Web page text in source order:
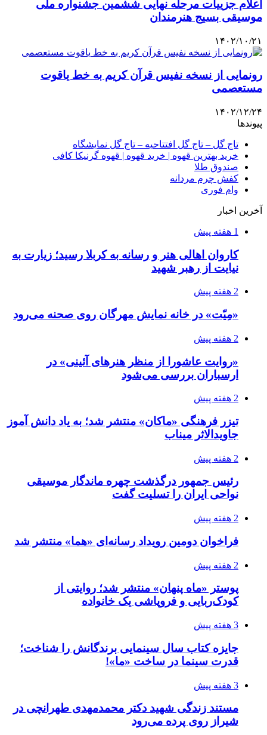
اعلام جزییات مرحله نهایی ششمین جشنواره ملی
موسیقی بسیج هنرمندان
۱۴۰۲/۱۰/۲۱
رونمایی از نسخه نفیس قرآن کریم به خط یاقوت
مستعصمی
۱۴۰۲/۱۲/۲۴
پیوندها
تاج گل – تاج گل افتتاحیه – تاج گل نمایشگاه
خرید بهترین قهوه | خرید قهوه | قهوه گرنیکا کافی
صندوق طلا
کفش چرم مردانه
وام فوری
آخرین اخبار
1 هفته پیش
کاروان اهالی هنر و رسانه به کربلا رسید؛ زیارت به
نیایت از رهبر شهید
2 هفته پیش
«مِیّت» در خانه نمایش مهرگان روی صحنه می‌رود
2 هفته پیش
«روایت عاشورا از منظر هنرهای آئینی» در
ارسباران بررسی می‌شود
2 هفته پیش
تیزر فرهنگی «ماکان» منتشر شد؛ به یاد دانش آموز
جاویدالاثر میناب
2 هفته پیش
رئیس جمهور درگذشت چهره ماندگار موسیقی
نواحی ایران را تسلیت گفت
2 هفته پیش
فراخوان دومین رویداد رسانه‌ای «هما» منتشر شد
2 هفته پیش
پوستر «ماه پنهان» منتشر شد؛ روایتی از
کودک‌ربایی و فروپاشی یک خانواده
3 هفته پیش
جایزه کتاب سال سینمایی برندگانش را شناخت؛
قدرت سینما در ساخت «ما»!
3 هفته پیش
مستند زندگی شهید دکتر محمدمهدی طهرانچی در
شیراز روی پرده می‌رود